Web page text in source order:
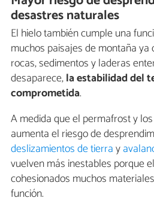
desastres naturales
El hielo también cumple una
muchos paisajes de montaña
rocas, sedimentos y laderas
desaparece,la estabilidad del
comprometida.
A medida que el permafrost y
aumenta el riesgo de
deslizamientos de tierray
vuelven más inestables porque
cohesionados muchos
función.